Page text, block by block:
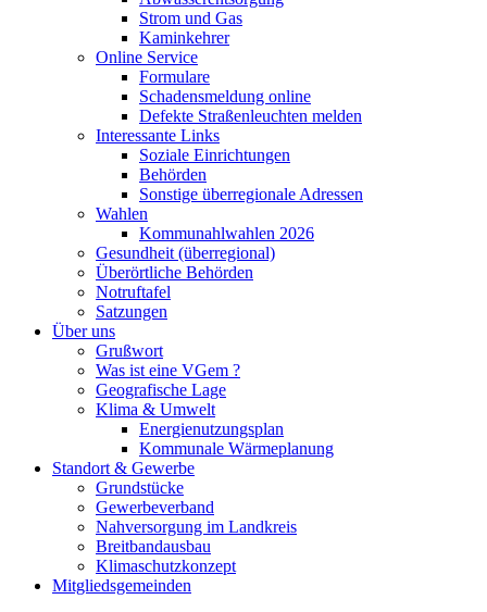
Strom und Gas
Kaminkehrer
Online Service
Formulare
Schadensmeldung online
Defekte Straßenleuchten melden
Interessante Links
Soziale Einrichtungen
Behörden
Sonstige überregionale Adressen
Wahlen
Kommunahlwahlen 2026
Gesundheit (überregional)
Überörtliche Behörden
Notruftafel
Satzungen
Über uns
Grußwort
Was ist eine VGem ?
Geografische Lage
Klima & Umwelt
Energienutzungsplan
Kommunale Wärmeplanung
Standort & Gewerbe
Grundstücke
Gewerbeverband
Nahversorgung im Landkreis
Breitbandausbau
Klimaschutzkonzept
Mitgliedsgemeinden